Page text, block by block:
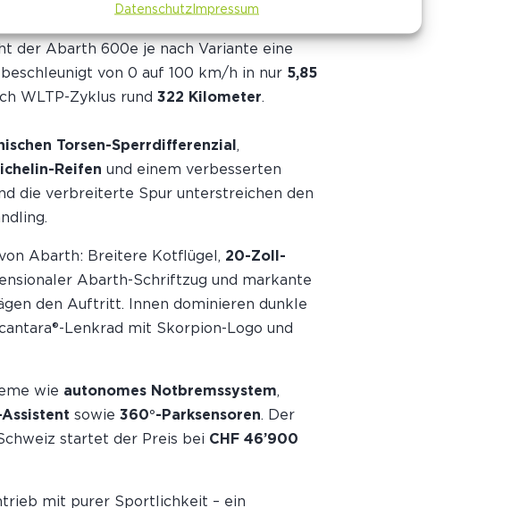
DatenschutzImpressum
der Abarth 600e je nach Variante eine
von 0 auf 100 km/h in nur 5,85
WLTP-Zyklus rund322 Kilometer.
Torsen-Sperrdifferenzial,
Reifen und einem verbesserten
die verbreiterte Spur unterstreichen den
Abarth: Breitere Kotflügel, 20-Zoll-
Abarth-Schriftzug und markante
den Auftritt. Innen dominieren dunkle
Lenkrad mit Skorpion-Logo und
wie autonomes Notbremssystem,
sowie360°-Parksensoren. Der
startet der Preis bei CHF 46’900
mit purer Sportlichkeit – ein